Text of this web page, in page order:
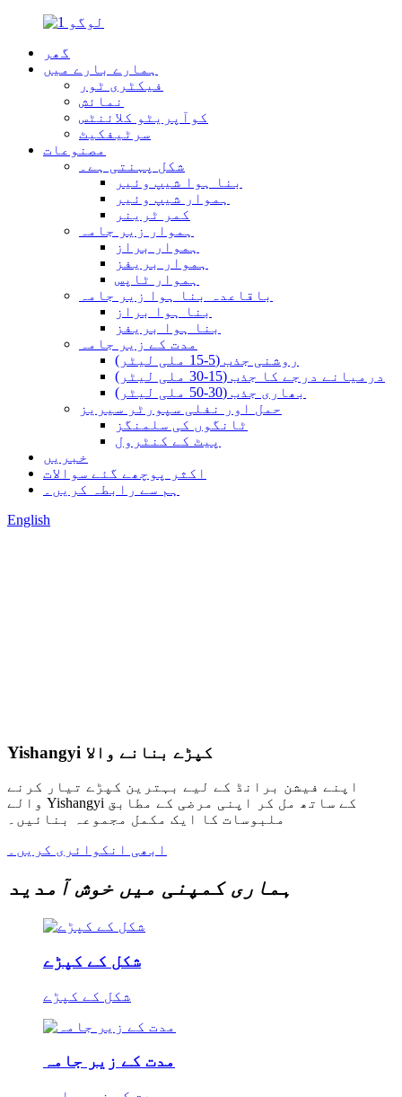
گھر
ہمارے بارے میں
فیکٹری ٹور
نمائش
کوآپریٹو کلائنٹس
سرٹیفکیٹ
مصنوعات
شکل پہنتی ہے۔
بنا ہوا شیپ وئیر
ہموار شیپ وئیر
کمر ٹرینر
ہموار زیر جامہ
ہموار براز
ہموار بریفز
ہموار ٹاپس
باقاعدہ بنا ہوا زیر جامہ
بنا ہوا براز
بنا ہوا بریفز
مدت کے زیر جامہ
روشنی جذب (5-15 ملی لیٹر)
درمیانے درجے کا جذب (15-30 ملی لیٹر)
بھاری جذب (30-50 ملی لیٹر)
حمل اور نفلی سپورٹر سیریز
ٹانگوں کی سلمنگز
پیٹ کے کنٹرول
خبریں
اکثر پوچھے گئے سوالات
ہم سے رابطہ کریں۔
English
Yishangyi کپڑے بنانے والا
اپنے فیشن برانڈ کے لیے بہترین کپڑے تیار کرنے
والے Yishangyi کے ساتھ مل کر اپنی مرضی کے مطابق
ملبوسات کا ایک مکمل مجموعہ بنائیں۔
ابھی انکوائری کریں۔
ہماری کمپنی میں خوش آمدید
شکل کے کپڑے
شکل کے کپڑے
مدت کے زیر جامہ